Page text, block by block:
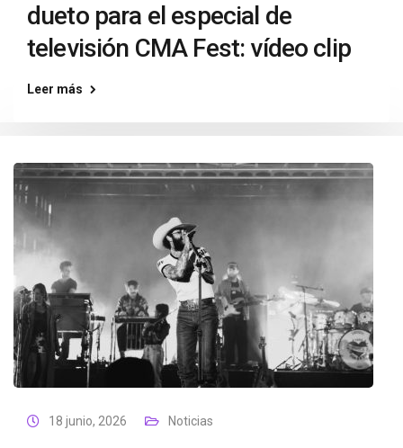
dueto para el especial de
televisión CMA Fest: vídeo clip
Leer más
18 junio, 2026 Noticias